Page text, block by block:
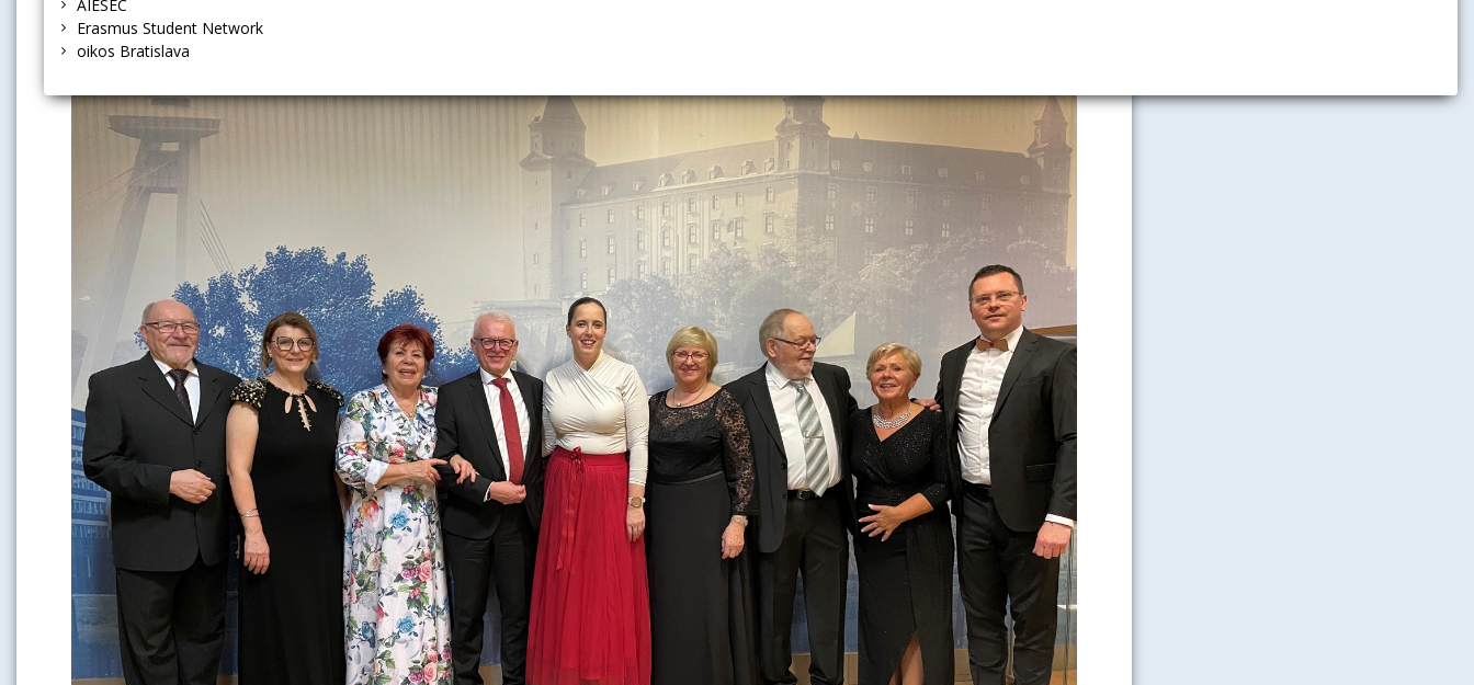
AIESEC
Erasmus Student Network
oikos Bratislava